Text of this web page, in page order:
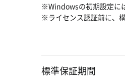
※Windowsの初期設定に
※ライセンス認証前に、
標準保証期間